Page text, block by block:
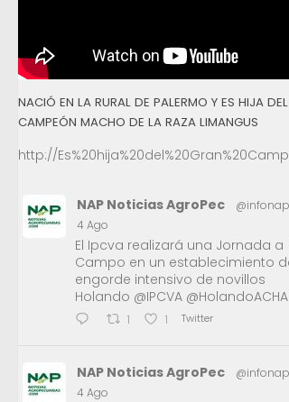
NACIÓ EN LA RURAL DE PALERMO Y ES HIJA
CAMPEÓN MACHO DE LA RAZA LIMANGUS
http://
NAP Noticias AgroPec @infonap
4 Ago
El Ipcva realizará una Jornada a
Campo en un establecimiento
engorde intensivo de novillos
Holando @IPCVA @HolandoACHA
1 1 Twitter
NAP Noticias AgroPec @infonap
4 Ago